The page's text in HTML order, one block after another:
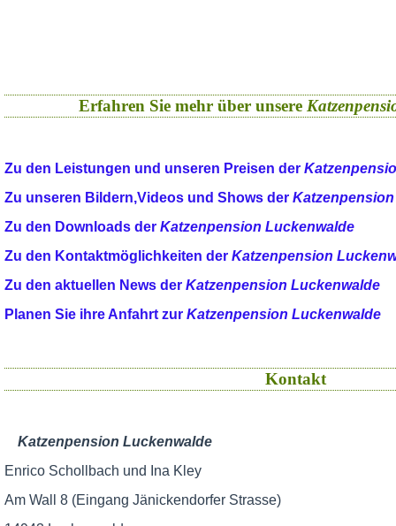
Erfahren Sie mehr über unsere
Zu den Leistungen und unseren Preisen der
Zu unseren Bildern,Videos und Shows der
Zu den Downloads der Katzenpension Luckenwalde
Zu den Kontaktmöglichkeiten der Katzenpension
Zu den aktuellen News der Katzenpension Luckenwalde
Planen Sie ihre Anfahrt zur Katzenpension Luckenwalde
Kontakt
Katzenpension Luckenwalde
Enrico Schollbach und Ina Kley
Am Wall 8 (Eingang Jänickendorfer Strasse)